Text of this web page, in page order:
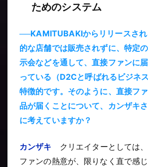
ためのシステム
──KAMITUBAKIからリリースされ
的な店舗では販売されずに、特定
示会などを通して、直接ファンに
っている（D2Cと呼ばれるビジネ
特徴的です。そのように、直接フ
品が届くことについて、カンザキ
に考えていますか？
カンザキ クリエイターとしては
ファンの熱意が、限りなく直で感